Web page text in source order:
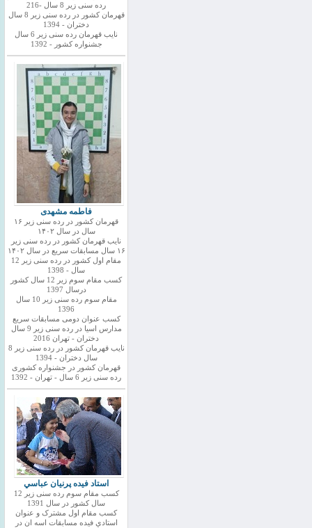
رده سنی زیر 8 سال -216
قهرمان کشور در رده سنی زیر 8 سال
دختران - 1394
نایب قهرمان رده سنی زیر 6 سال
جشنواره کشور - 1392
فاطمه مشهدی
قهرمان کشور در رده سنی زیر ۱۶
سال در سال ۱۴۰۲
نایب قهرمان کشور در رده سنی زیر
۱۶ سال مسابقات سریع در سال ۱۴۰۲
مقام اول کشور در رده سنی زیر 12
سال - 1398
کسب مقام سوم زیر 12 سال کشور
درسال 1397
مقام سوم رده سنی زیر 10 سال
1396
کسب عنوان دومی مسابقات سریع
مدارس اسیا در رده سنی زیر 9 سال
دختران - تهران 2016
نایب قهرمان کشور در رده سنی زیر 8
سال دختران - 1394
قهرمان کشور در جشنواره کشوری
رده سنی زیر 6 سال - تهران - 1392
استاد فيده پرنيان عباسي
کسب مقام سوم رده سنی زیر 12
سال کشور در سال 1391
کسب مقام اول مشترک و عنوان
استادي فيده مسابقات اسه ان در